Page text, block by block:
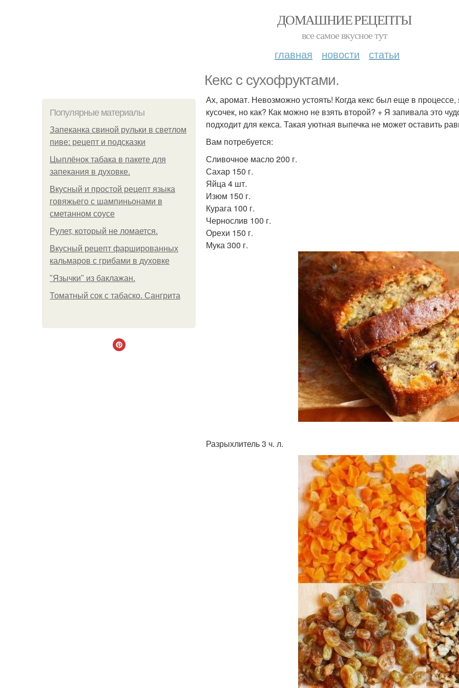
ДОМАШНИЕ РЕЦЕПТЫ
все самое вкусное тут
главная новости статьи
Кекс с сухофруктами.
Популярные материалы
Запеканка свиной рульки в светлом
пиве: рецепт и подсказки
Цыплёнок табака в пакете для
запекания в духовке.
Вкусный и простой рецепт языка
говяжьего с шампиньонами в
сметанном соусе
Рулет, который не ломается.
Вкусный рецепт фаршированных
кальмаров с грибами в духовке
"Язычки" из баклажан.
Томатный сок с табаско. Сангрита
Ах, аромат. Невозможно устоять! Когда кекс был еще в
кусочек, но как? Как можно не взять второй? + Я запивала это
подходит для кекса. Такая уютная выпечка не может оставить
Вам потребуется:
Сливочное масло 200 г.
Сахар 150 г.
Яйца 4 шт.
Изюм 150 г.
Курага 100 г.
Чернослив 100 г.
Орехи 150 г.
Мука 300 г.
Разрыхлитель 3 ч. л.